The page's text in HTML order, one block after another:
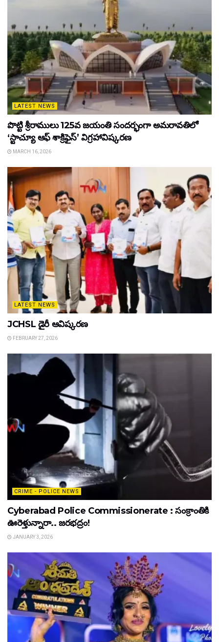
LATEST NEWS
పొట్టి శ్రీరాములు 125వ జయంతి సందర్భంగా అమరావతిలో
‘స్టాచ్యూ ఆఫ్ శాక్రిఫైస్’ విగ్రహావిష్కరణ
MARCH 16, 2026
LATEST NEWS
JCHSL డైరీ ఆవిష్కరణ
FEBRUARY 27, 2026
CRIME - POLICE NEWS
Cyberabad Police Commissionerate : సంక్రాంతికి
ఊరెళ్తున్నారా.. జరభద్రం!
JANUARY 3, 2026